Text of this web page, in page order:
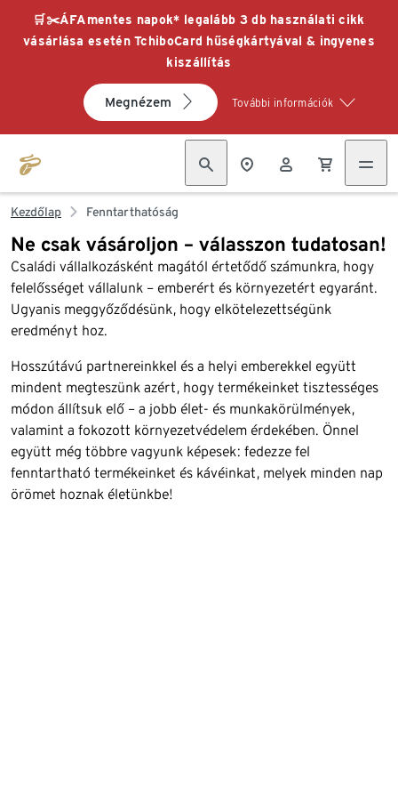
🛒✂️ÁFAmentes napok* legalább 3 db használati cikk
vásárlása esetén TchiboCard hűségkártyával & ingyenes
kiszállítás
Megnézem További információk
Kezdőlap Fenntarthatóság
Ne csak vásároljon – válasszon tudatosan!
Családi vállalkozásként magától értetődő számunkra, hogy
felelősséget vállalunk – emberért és környezetért egyaránt.
Ugyanis meggyőződésünk, hogy elkötelezettségünk
eredményt hoz.
Hosszútávú partnereinkkel és a helyi emberekkel együtt
mindent megteszünk azért, hogy termékeinket tisztességes
módon állítsuk elő – a jobb élet- és munkakörülmények,
valamint a fokozott környezetvédelem érdekében. Önnel
együtt még többre vagyunk képesek: fedezze fel
fenntartható termékeinket és kávéinkat, melyek minden nap
örömet hoznak életünkbe!